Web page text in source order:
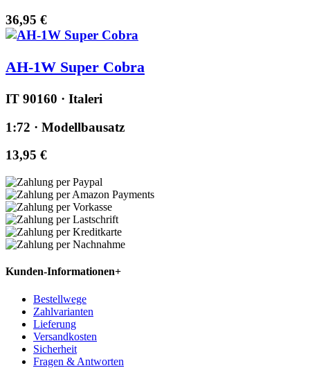
36,95 €
AH-1W Super Cobra
IT 90160 · Italeri
1:72 · Modellbausatz
13,95 €
Kunden-Informationen+
Bestellwege
Zahlvarianten
Lieferung
Versandkosten
Sicherheit
Fragen & Antworten